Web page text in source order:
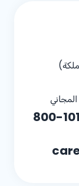
المجاني
800-